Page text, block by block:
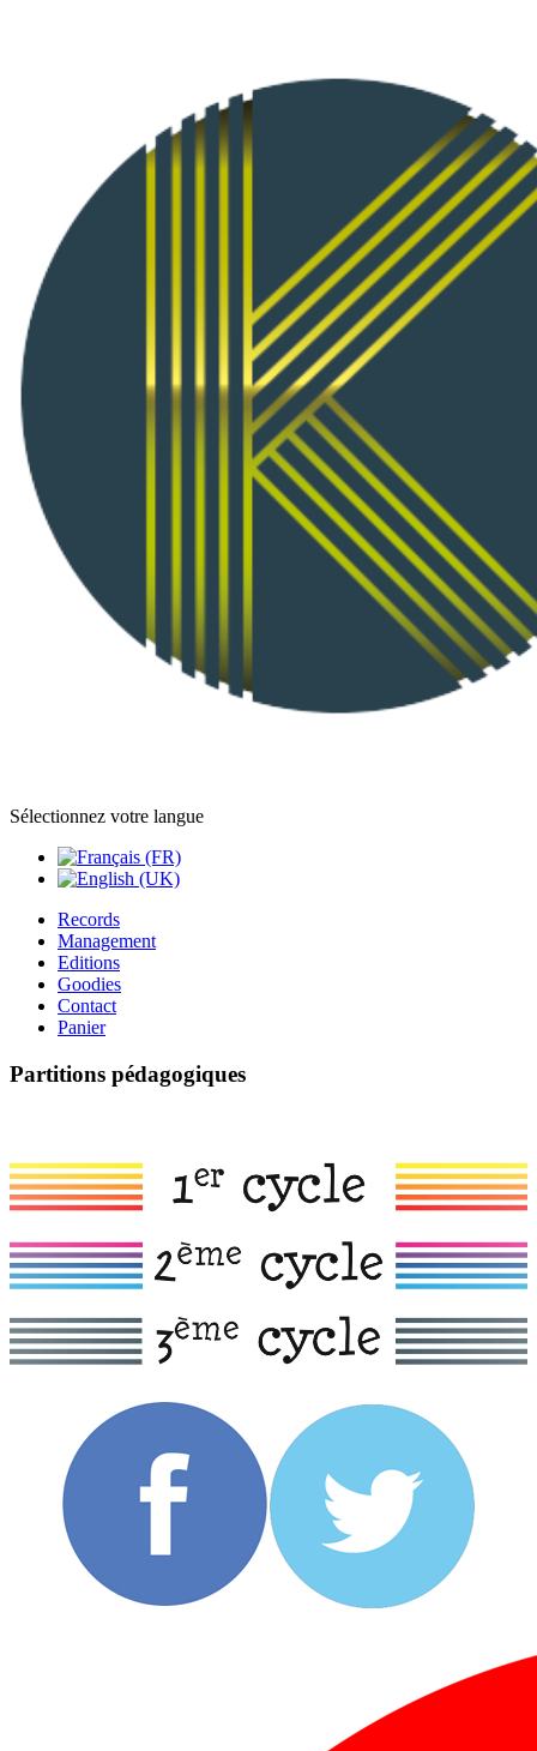
Sélectionnez votre langue
Records
Management
Editions
Goodies
Contact
Panier
Partitions pédagogiques